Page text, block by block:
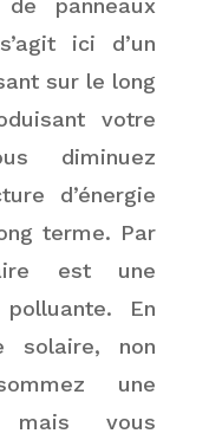
ici d’un
sur le long
votre
diminuez
d’énergie
terme. Par
est une
En
solaire, non
une
mais vous